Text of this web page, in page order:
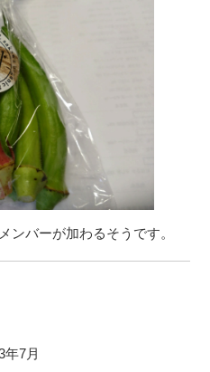
ンバーが加わるそうです。
年7月